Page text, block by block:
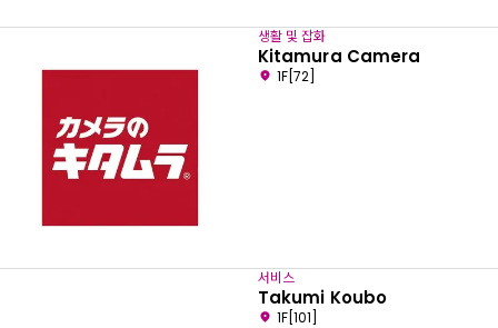
생활 및 잡화
Kitamura Camera
1F[72]
서비스
Takumi Koubo
1F[101]